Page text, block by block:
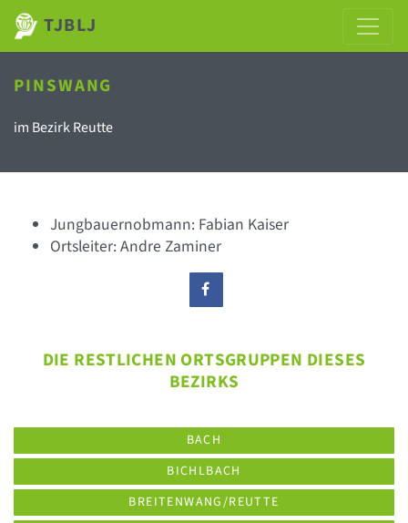
TJBLJ
PINSWANG
im Bezirk Reutte
Jungbauernobmann: Fabian Kaiser
Ortsleiter: Andre Zaminer
DIE RESTLICHEN ORTSGRUPPEN DIESES
BEZIRKS
BACH
BICHLBACH
BREITENWANG/REUTTE